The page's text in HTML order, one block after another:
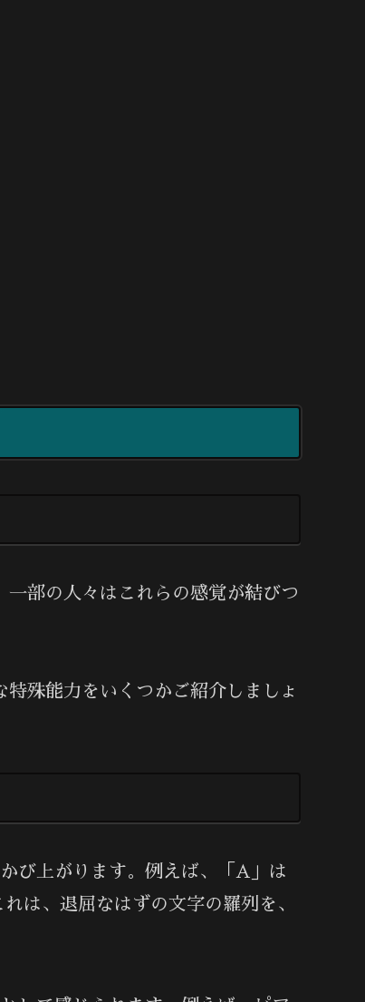
部の人々はこれらの感覚が結びつ
殊能力をいくつかご紹介しましょ
び上がります。例えば、「A」は
は、退屈なはずの文字の羅列を、